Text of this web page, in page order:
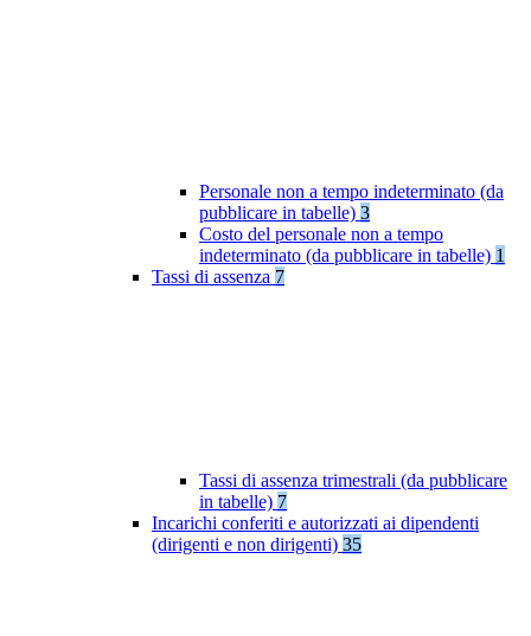
Personale non a tempo indeterminato (da
pubblicare in tabelle) 3
Costo del personale non a tempo
indeterminato (da pubblicare in tabelle) 1
Tassi di assenza 7
Tassi di assenza trimestrali (da pubblicare
in tabelle) 7
Incarichi conferiti e autorizzati ai dipendenti
(dirigenti e non dirigenti) 35